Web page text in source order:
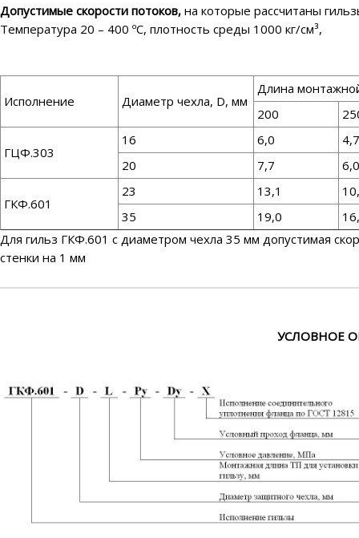
Допустимые скорости потоков, на которые рассчитаны
Температура 20 – 400 ºС, плотность среды 1000 кг/см³,
Исполнение Диаметр чехла, D, мм
Длина
200
ГЦФ.303
16 6,0
4,7
20
7,7 6,0
ГКФ.601
23 13,1
35
19,0
Для гильз ГКФ.601 с диаметром чехла 35 мм допустимая
стенки на 1 мм
УСЛОВНОЕ